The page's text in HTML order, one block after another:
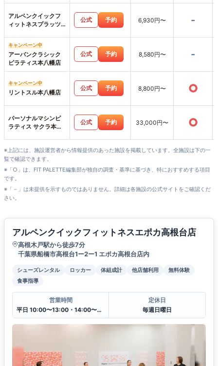
アルペンクイックフ
ィットネスプラッツ
公式 予約 6,930円〜 -
キャンペーン中
アーバンクラシック
ピラティス本八幡店
公式 予約 8,580円〜 -
キャンペーン中
リントスル本八幡店
公式 予約 8,800円〜 ○
パーソナルマシンピ
ラティス サクラ本八
公式 予約 33,000円〜 ○
※上記には、施設運営者から情報提供のあった施設を掲載しています。全施設は下の一
覧で確認できます。
※「○」は、FIT PALETTE編集部が独自の調査・基準に基づき、特におすすめする項目
です。
※「－」は未提供を示すものではありません。詳細は各施設の公式サイトをご確認くだ
さい。
アルペンクイックフィットネスエポカ高根台店
高根木戸駅から徒歩7分
千葉県船橋市高根台1ー2ー1 エポカ高根台店内
シューズレンタル ロッカー 体組成計 他店舗利用
無料体験
食事指導
営業時間
平日 10:00〜13:00・14:00〜20:00
定休日
毎週日曜日